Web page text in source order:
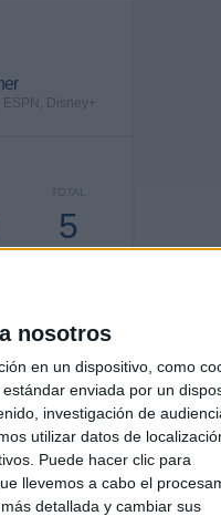
nosotros
en un dispositivo, como
enviada por un
investigación de
utilizar datos de
Puede hacer clic para
llevemos a cabo el
detallada y cambiar sus
ESPN, Disney+
TOTAL
5
TOTAL
5
CANALES